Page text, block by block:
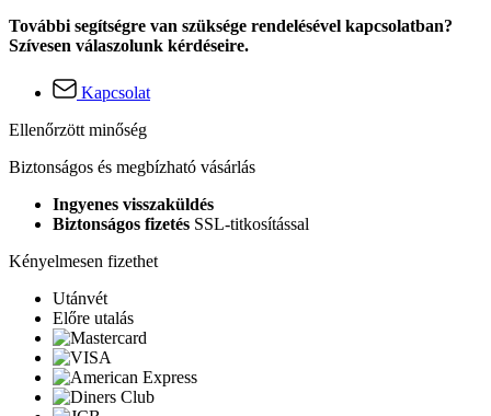
További segítségre van szüksége rendelésével kapcsolatban?
Szívesen válaszolunk kérdéseire.
Kapcsolat
Ellenőrzött minőség
Biztonságos és megbízható vásárlás
Ingyenes visszaküldés
Biztonságos fizetés SSL-titkosítással
Kényelmesen fizethet
Utánvét
Előre utalás